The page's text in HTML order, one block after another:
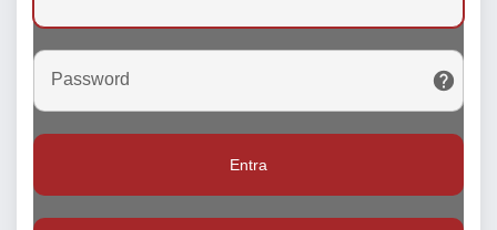
Password
Entra